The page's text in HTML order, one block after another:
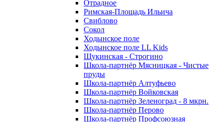
Отрадное
Римская-Площадь Ильича
Свиблово
Сокол
Ходынское поле
Ходынское поле LL Kids
Щукинская - Строгино
Школа-партнёр Мясницкая - Чистые
пруды
Школа-партнёр Алтуфьево
Школа-партнёр Войковская
Школа-партнёр Зеленоград - 8 мкрн.
Школа-партнёр Перово
Школа-партнёр Профсоюзная